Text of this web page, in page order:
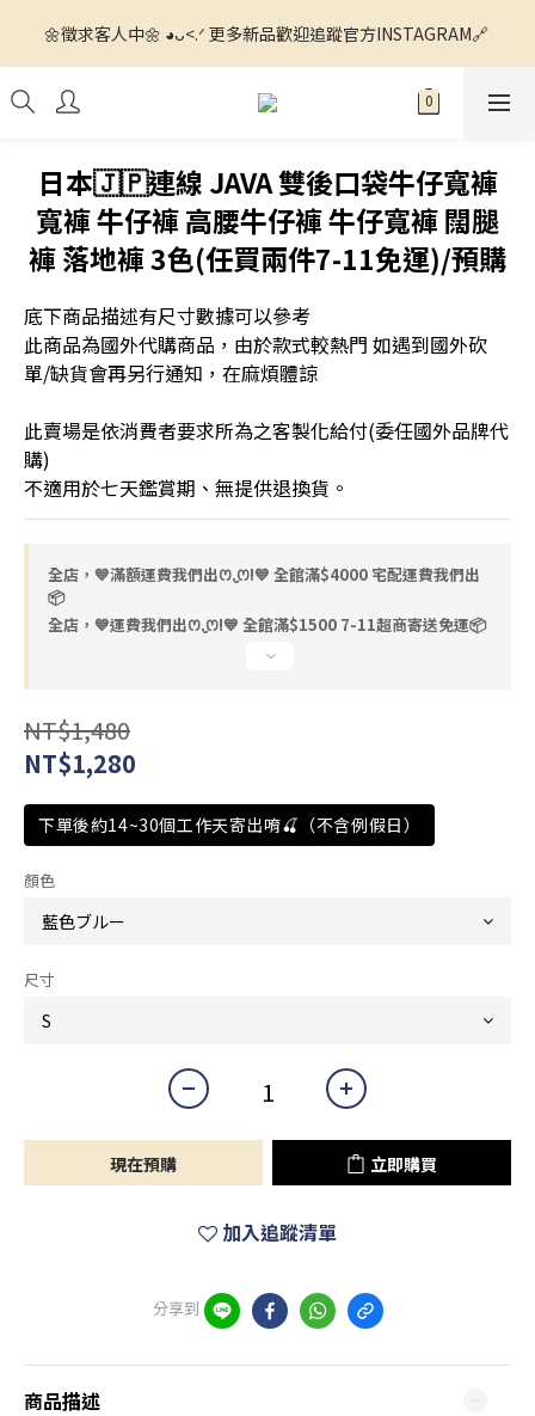
🌼徵求客人中🌼 ◕ᴗ<.ᐟ 更多新品歡迎追蹤官方INSTAGRAM🔗
🌼徵求客人中🌼 ◕ᴗ<.ᐟ 更多新品歡迎追蹤官方INSTAGRAM🔗
💙滿額運費我們出ꯁ.̮ꯁ!💙 全館滿$1500 7-11超商寄送免運📦 全館
滿$4000 宅配運費我們出📦
🌼徵求客人中🌼 ◕ᴗ<.ᐟ 更多新品歡迎追蹤官方INSTAGRAM🔗
日本🇯🇵連線 JAVA 雙後口袋牛仔寬褲
寬褲 牛仔褲 高腰牛仔褲 牛仔寬褲 闊腿
褲 落地褲 3色(任買兩件7-11免運)/預購
底下商品描述有尺寸數據可以參考
此商品為國外代購商品，由於款式較熱門 如遇到國外砍
單/缺貨會再另行通知，在麻煩體諒
此賣場是依消費者要求所為之客製化給付(委任國外品牌代
購)
不適用於七天鑑賞期、無提供退換貨。
全店，💙滿額運費我們出ꯁ.̮ꯁ!💙 全館滿$4000 宅配運費我們出
📦
全店，💙運費我們出ꯁ.̮ꯁ!💙 全館滿$1500 7-11超商寄送免運📦
NT$1,480
NT$1,280
下單後約14~30個工作天寄出唷🍒（不含例假日）
顏色
尺寸
現在預購 立即購買
加入追蹤清單
分享到
商品描述